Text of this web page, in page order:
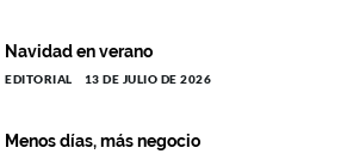
Navidad en verano
EDITORIAL 13 DE JULIO DE 2026
Menos días, más negocio